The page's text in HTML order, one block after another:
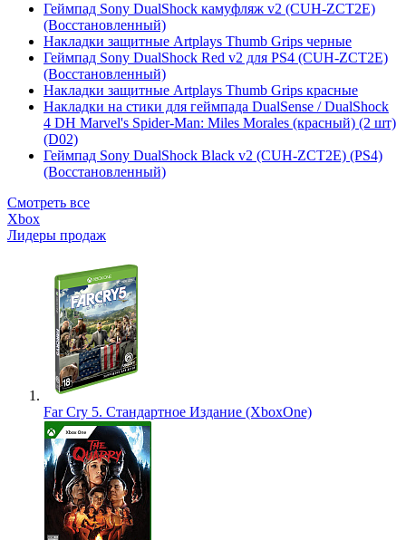
Геймпад Sony DualShock камуфляж v2 (CUH-ZCT2E)
(Восстановленный)
Накладки защитные Artplays Thumb Grips черные
Геймпад Sony DualShock Red v2 для PS4 (CUH-ZCT2E)
(Восстановленный)
Накладки защитные Artplays Thumb Grips красные
Накладки на стики для геймпада DualSense / DualShock
4 DH Marvel's Spider-Man: Miles Morales (красный) (2 шт)
(D02)
Геймпад Sony DualShock Black v2 (CUH-ZCT2E) (PS4)
(Восстановленный)
Смотреть все
Xbox
Лидеры продаж
Far Cry 5. Стандартное Издание (XboxOne)